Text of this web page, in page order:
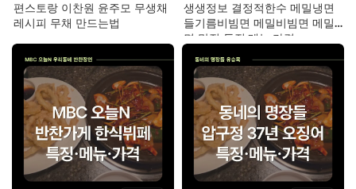
편스토랑 이찬원 윤주모 무생채
레시피 무채 만드는법
생생정보 결정적한수 메밀냉면
들기름비빔면 메밀비빔면 메밀
면 맛집 특징·메뉴·가격